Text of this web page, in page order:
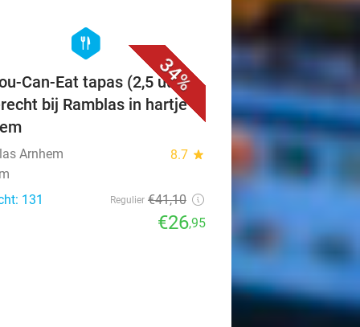
34%
hexagon
food
Can-Eat tapas (2,5 uur) +
bij Ramblas in hartje
Arnhem 8.7 star
131
Regulier €41,10
€26,95